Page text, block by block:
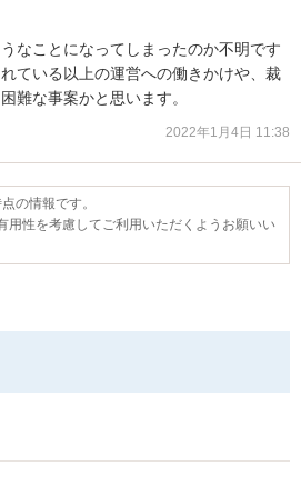
なことになってしまったのか不明です
ている以上の運営への働きかけや、裁
難な事案かと思います。
2022年1月4日 11:38
の情報です。
用性を考慮してご利用いただくようお願いい